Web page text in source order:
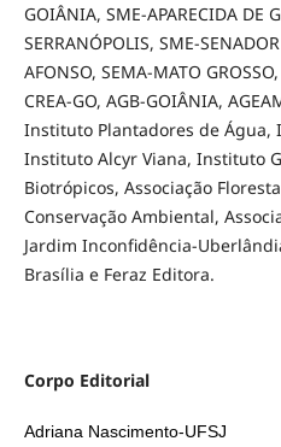
GOIÂNIA, SME-APARECIDA DE
SERRANÓPOLIS, SME-
AFONSO, SEMA-MATO
CREA-GO, AGB-GOIÂNIA,
Instituto Plantadores de Água,
Instituto Alcyr Viana, Instituto
Biotrópicos, Associação
Conservação Ambiental,
Jardim Inconfidência-
Brasília e Feraz Editora.
Corpo Editorial
Adriana Nascimento-UFSJ